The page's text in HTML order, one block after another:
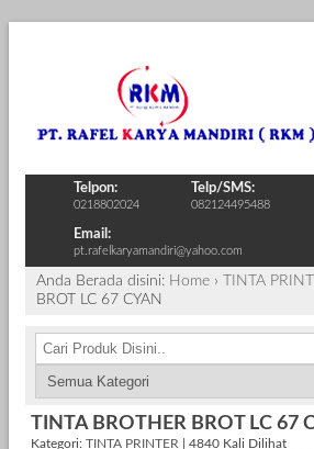
Telpon:
0218802024
Telp/SMS:
082124495488
Email:
pt.rafelkaryamandiri@yahoo.com
Anda Berada disini: Home › TINTA
BROT LC 67 CYAN
TINTA BROTHER BROT LC 67
Kategori: TINTA PRINTER | 4840 Kali Dilihat